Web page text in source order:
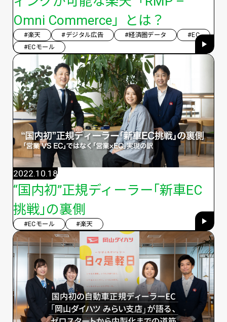
Omni Commerce」とは？
#楽天 #デジタル広告 #経済圏データ
#EC
#ECモール
“国内初”正規ディーラー｢新車EC
挑戦｣の裏側
2022.10.18
#ECモール #楽天